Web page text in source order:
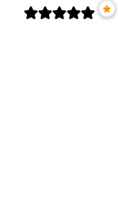
*